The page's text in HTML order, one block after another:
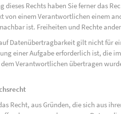
dieses Rechts haben Sie ferner das
von einem Verantwortlichen einem
ist. Freiheiten und Rechte
Datenübertragbarkeit gilt nicht für
einer Aufgabe erforderlich ist, die
Verantwortlichen übertragen
Recht, aus Gründen, die sich aus